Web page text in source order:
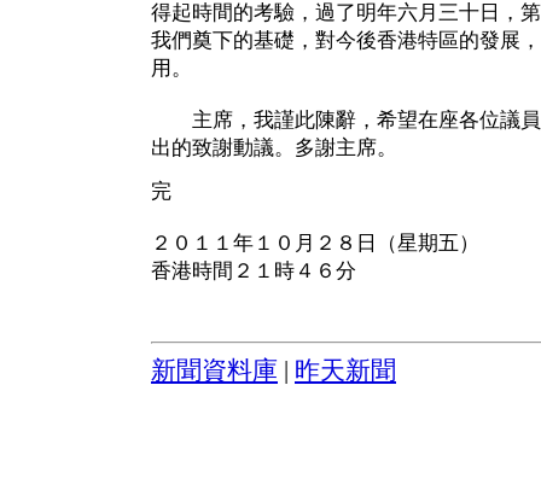
得起時間的考驗，過了明年六月三十日，
我們奠下的基礎，對今後香港特區的發展
用。
主席，我謹此陳辭，希望在座各位議員
出的致謝動議。多謝主席。
完
２０１１年１０月２８日（星期五）
香港時間２１時４６分
新聞資料庫 昨天新聞